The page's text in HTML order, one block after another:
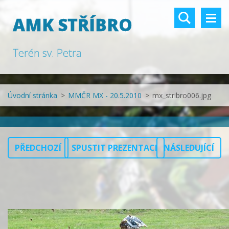
AMK STŘÍBRO
Terén sv. Petra
Úvodní stránka > MMČR MX - 20.5.2010 > mx_stribro006.jpg
PŘEDCHOZÍ SPUSTIT PREZENTACI NÁSLEDUJÍCÍ